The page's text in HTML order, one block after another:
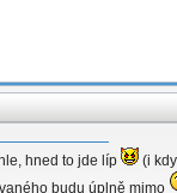
hned to jde líp
(i
budu úplně mimo